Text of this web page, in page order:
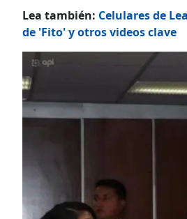
Lea también: Celulares de
de 'Fito' y otros videos clave